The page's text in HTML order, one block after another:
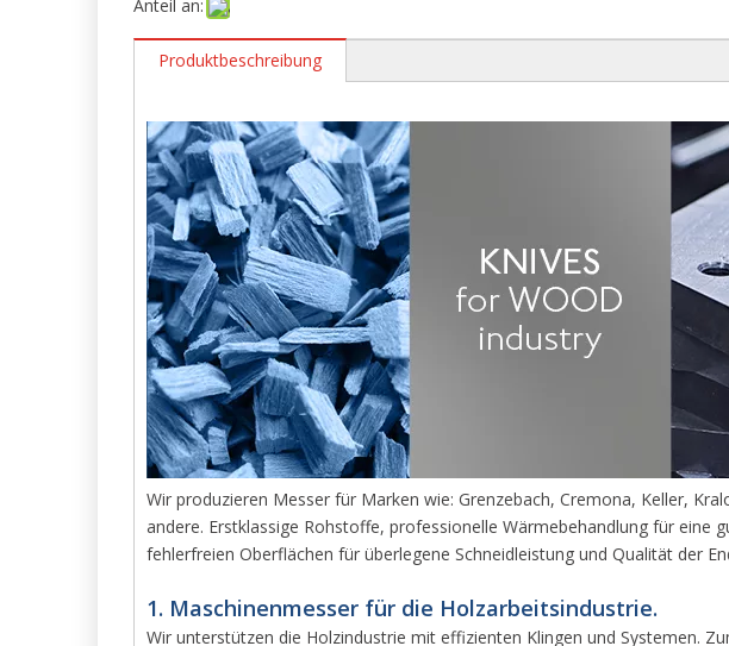
Anteil an:
Produktbeschreibung
Wir produzieren Messer für Marken wie: Grenzebach, Cremona, Keller,
andere. Erstklassige Rohstoffe, professionelle Wärmebehandlung für
fehlerfreien Oberflächen für überlegene Schneidleistung und Qualität der
1. Maschinenmesser für die Holzarbeitsindustrie.
Wir unterstützen die Holzindustrie mit effizienten Klingen und Systemen.